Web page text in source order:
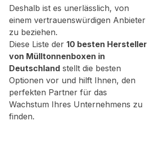
Deshalb ist es unerlässlich, von
einem vertrauenswürdigen Anbieter
zu beziehen.
Diese Liste der 10 besten Hersteller
von Mülltonnenboxen in
Deutschland stellt die besten
Optionen vor und hilft Ihnen, den
perfekten Partner für das
Wachstum Ihres Unternehmens zu
finden.